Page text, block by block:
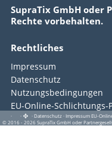
SupraTix GmbH oder
Rechte vorbehalten.
Rechtliches
Impressum
Datenschutz
Nutzungsbedingungen
EU-Online-Schlichtungs-
· · ·Datenschutz·Impressum EU-
© 2016 - 2026 SupraTix GmbH oder